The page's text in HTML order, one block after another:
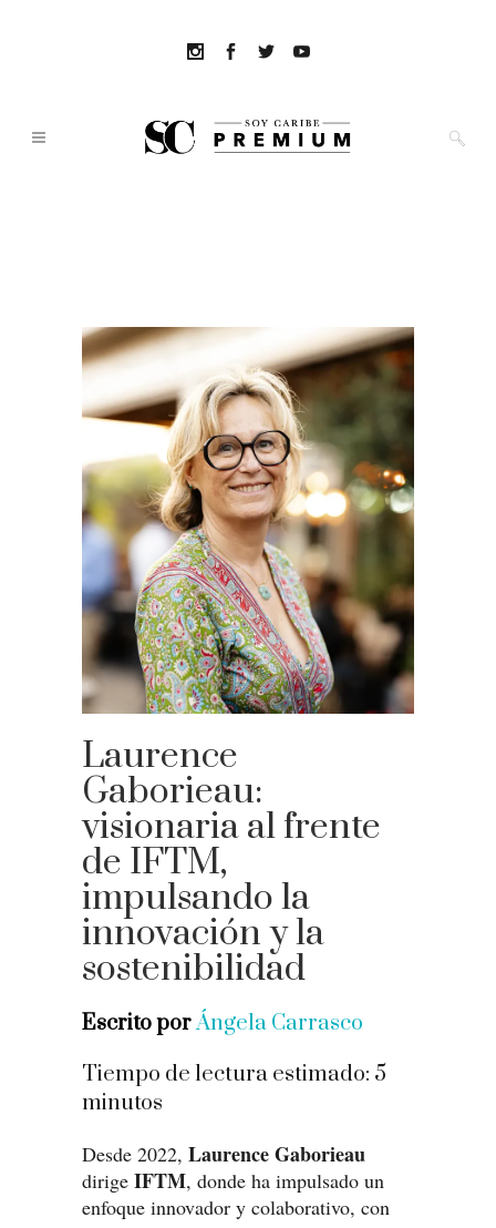
Laurence
Gaborieau:
visionaria al frente
de IFTM,
impulsando la
innovación y la
sostenibilidad
Escrito porÁngela Carrasco
Tiempo de lectura estimado: 5
minutos
Desde 2022, Laurence Gaborieau
dirige IFTM, donde ha impulsado un
enfoque innovador y colaborativo, con